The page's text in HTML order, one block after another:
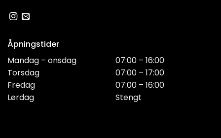
Åpningstider
Mandag – onsdag
Torsdag
Fredag
Lørdag
07:00 – 16:00
07:00 – 17:00
07:00 – 16:00
Stengt